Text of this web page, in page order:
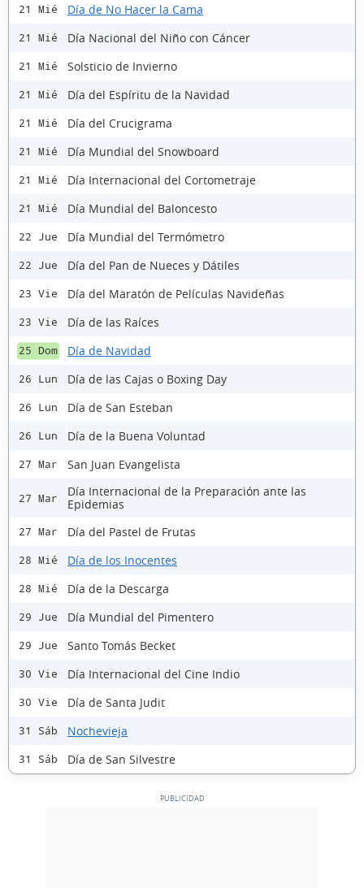
21 Mié Día de No Hacer la Cama
21 Mié Día Nacional del Niño con Cáncer
21 Mié Solsticio de Invierno
21 Mié Día del Espíritu de la Navidad
21 Mié Día del Crucigrama
21 Mié Día Mundial del Snowboard
21 Mié Día Internacional del Cortometraje
21 Mié Día Mundial del Baloncesto
22 Jue Día Mundial del Termómetro
22 Jue Día del Pan de Nueces y Dátiles
23 Vie Día del Maratón de Películas Navideñas
23 Vie Día de las Raíces
25 Dom Día de Navidad
26 Lun Día de las Cajas o Boxing Day
26 Lun Día de San Esteban
26 Lun Día de la Buena Voluntad
27 Mar San Juan Evangelista
27 Mar
Día Internacional de la Preparación ante las
Epidemias
27 Mar Día del Pastel de Frutas
28 Mié Día de los Inocentes
28 Mié Día de la Descarga
29 Jue Día Mundial del Pimentero
29 Jue Santo Tomás Becket
30 Vie Día Internacional del Cine Indio
30 Vie Día de Santa Judit
31 Sáb Nochevieja
31 Sáb Día de San Silvestre